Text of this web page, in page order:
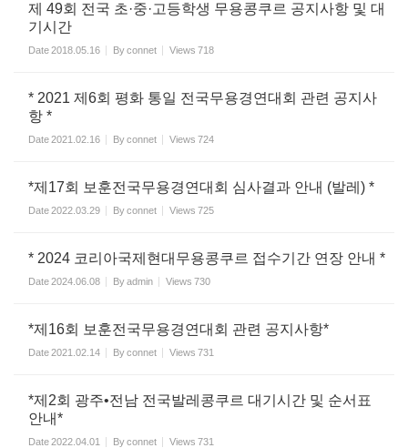
제 49회 전국 초·중·고등학생 무용콩쿠르 공지사항 및 대
기시간
Date2018.05.16 Byconnet Views 718
* 2021 제6회 평화 통일 전국무용경연대회 관련 공지사
항 *
Date2021.02.16 Byconnet Views 724
*제17회 보훈전국무용경연대회 심사결과 안내 (발레) *
Date2022.03.29 Byconnet Views 725
* 2024 코리아국제현대무용콩쿠르 접수기간 연장 안내 *
Date2024.06.08 Byadmin Views 730
*제16회 보훈전국무용경연대회 관련 공지사항*
Date2021.02.14 Byconnet Views 731
*제2회 광주•전남 전국발레콩쿠르 대기시간 및 순서표
안내*
Date2022.04.01 Byconnet Views 731